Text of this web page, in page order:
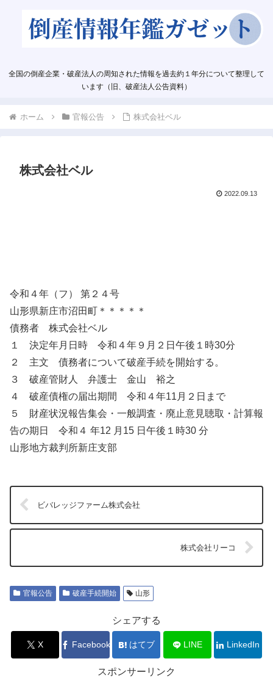
全国の倒産企業・破産法人の周知された情報を過去約１年分について整理して
います（旧、破産法人公告資料）
ホーム 官報公告 株式会社ベル
株式会社ベル
2022.09.13
令和４年（フ） 第２４号
山形県新庄市沼田町＊＊＊＊＊
債務者 株式会社ベル
１ 決定年月日時 令和４年９月２日午後１時30分
２ 主文 債務者について破産手続を開始する。
３ 破産管財人 弁護士 金山 裕之
４ 破産債権の届出期間 令和４年11月２日まで
５ 財産状況報告集会・一般調査・廃止意見聴取・計算報
告の期日 令和４ 年12 月15 日午後１時30 分
山形地方裁判所新庄支部
ビバレッジファーム株式会社
株式会社リーコ
官報公告 破産手続開始 山形
シェアする
X Facebook はてブ LINE LinkedIn
スポンサーリンク